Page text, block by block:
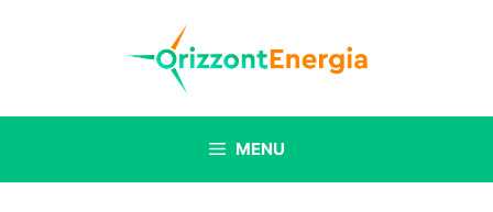
MENU